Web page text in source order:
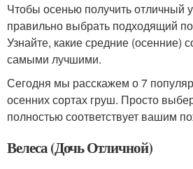
Чтобы осенью получить отличный
правильно выбрать подходящий
Узнайте, какие средние (осенние)
самыми лучшими.
Сегодня мы расскажем о 7
осенних сортах груш. Просто
полностью соответствует вашим
Велеса (Дочь Отличной)